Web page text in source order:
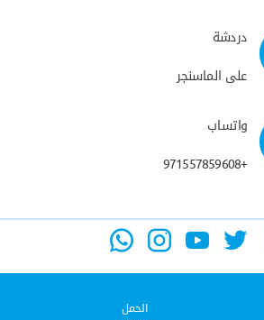
دردشة
على الماسنجر
واتساب
+971557859608
الحمل